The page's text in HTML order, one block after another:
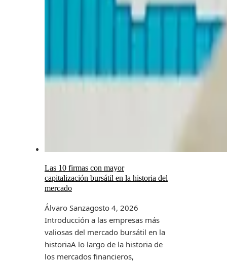
Las 10 firmas con mayor
capitalización bursátil en la historia del
mercado
Álvaro Sanzagosto 4, 2026
Introducción a las empresas más
valiosas del mercado bursátil en la
historiaA lo largo de la historia de
los mercados financieros,